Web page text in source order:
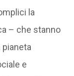
la
– che stanno
e